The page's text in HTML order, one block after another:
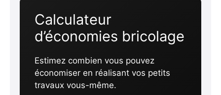
Calculateur
d’économies bricolage
Estimez combien vous pouvez
économiser en réalisant vos petits
travaux vous-même.